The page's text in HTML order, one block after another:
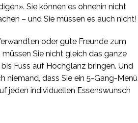
Sie können es ohnehin nicht
– und Sie müssen es auch nicht!
oder gute Freunde zum
müssen Sie nicht gleich das ganze
Fuss auf Hochglanz bringen. Und
niemand, dass Sie ein 5-Gang-Menü
jeden individuellen Essenswunsch